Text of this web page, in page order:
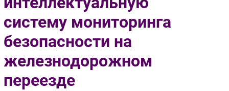
Фиксированная связь
Интеграция
Рынок ПК
Торговые сети
систему мониторинга
безопасности на
железнодорожном
переезде